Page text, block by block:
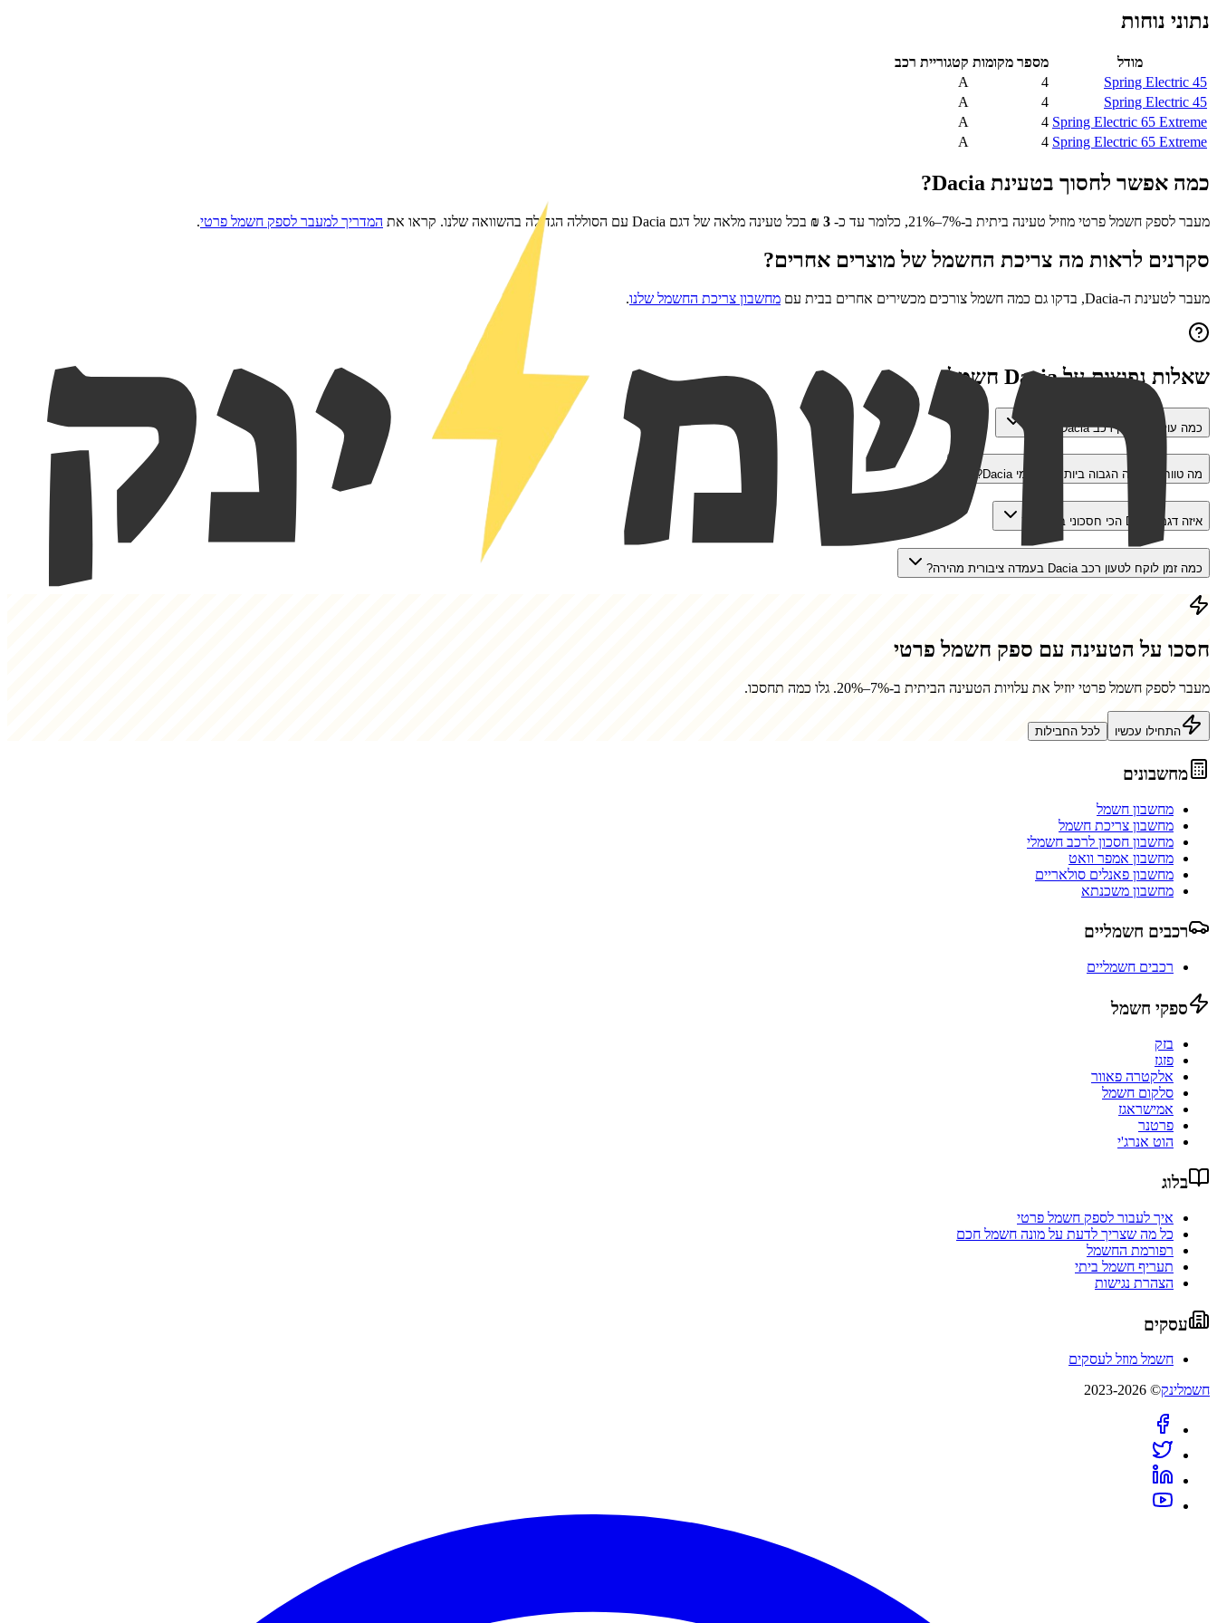
נתוני נוחות
מודל מספר מקומות קטגוריית רכב
Spring Electric 45
4
A
Spring Electric 45
4
A
Spring Electric 65 Extreme
4
A
Spring Electric 65 Extreme
4
A
כמה אפשר לחסוך בטעינת Dacia
?
מעבר לספק חשמל פרטי מוזיל טעינה ביתית ב-7%–21%, כלומר עד כ- 3
₪ בכל טעינה מלאה של דגם Dacia עם הסוללה הגדולה בהשוואה שלנו. קראו את המדריך למעבר לספק חשמל פרטי.
סקרנים לראות מה צריכת החשמל של מוצרים אחרים?
מעבר לטעינת ה-Dacia, בדקו גם כמה חשמל צורכים מכשירים אחרים בבית עם מחשבון צריכת החשמל שלנו.
שאלות נפוצות עלDacia חשמלי
כמה עולה להטעין רכב Dacia בבית?
מה טווח הנסיעה הגבוה ביותר בין דגמי Dacia?
איזה דגם Dacia הכי חסכוני בחשמל?
כמה זמן לוקח לטעון רכב Dacia בעמדה ציבורית מהירה?
חסכו על הטעינה עם ספק חשמל פרטי
מעבר לספק חשמל פרטי יוזיל את עלויות הטעינה הביתית ב-7%–20%. גלו כמה תחסכו.
התחילו עכשיו לכל החבילות
מחשבונים
מחשבון חשמל
מחשבון צריכת חשמל
מחשבון חסכון לרכב חשמלי
מחשבון אמפר וואט
מחשבון פאנלים סולאריים
מחשבון משכנתא
רכבים חשמליים
רכבים חשמליים
ספקי חשמל
בזק
פזגז
אלקטרה פאוור
סלקום חשמל
אמישראגז
פרטנר
הוט אנרג'י
בלוג
איך לעבור לספק חשמל פרטי
כל מה שצריך לדעת על מונה חשמל חכם
רפורמת החשמל
תעריף חשמל ביתי
הצהרת נגישות
עסקים
חשמל מוזל לעסקים
חשמלינק© 2023-2026